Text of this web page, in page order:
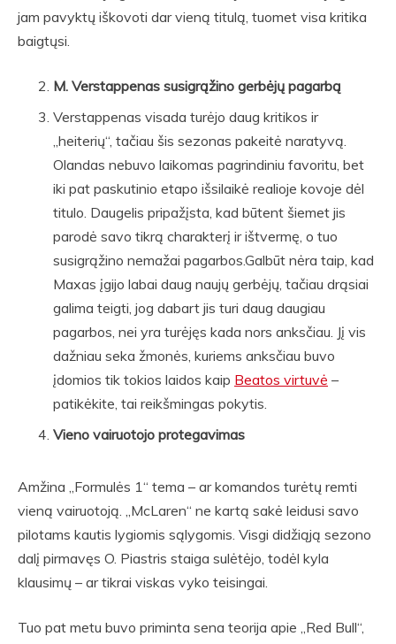
jam pavyktų iškovoti dar vieną titulą, tuomet visa kritika
baigtųsi.
M. Verstappenas susigrąžino gerbėjų pagarbą
Verstappenas visada turėjo daug kritikos ir
„heiterių“, tačiau šis sezonas pakeitė naratyvą.
Olandas nebuvo laikomas pagrindiniu favoritu, bet
iki pat paskutinio etapo išsilaikė realioje kovoje dėl
titulo. Daugelis pripažįsta, kad būtent šiemet jis
parodė savo tikrą charakterį ir ištvermę, o tuo
susigrąžino nemažai pagarbos.Galbūt nėra taip, kad
Maxas įgijo labai daug naujų gerbėjų, tačiau drąsiai
galima teigti, jog dabart jis turi daug daugiau
pagarbos, nei yra turėjęs kada nors anksčiau. Jį vis
dažniau seka žmonės, kuriems anksčiau buvo
įdomios tik tokios laidos kaip Beatos virtuvė –
patikėkite, tai reikšmingas pokytis.
Vieno vairuotojo protegavimas
Amžina „Formulės 1“ tema – ar komandos turėtų remti
vieną vairuotoją. „McLaren“ ne kartą sakė leidusi savo
pilotams kautis lygiomis sąlygomis. Visgi didžiąją sezono
dalį pirmavęs O. Piastris staiga sulėtėjo, todėl kyla
klausimų – ar tikrai viskas vyko teisingai.
Tuo pat metu buvo priminta sena teorija apie „Red Bull“,